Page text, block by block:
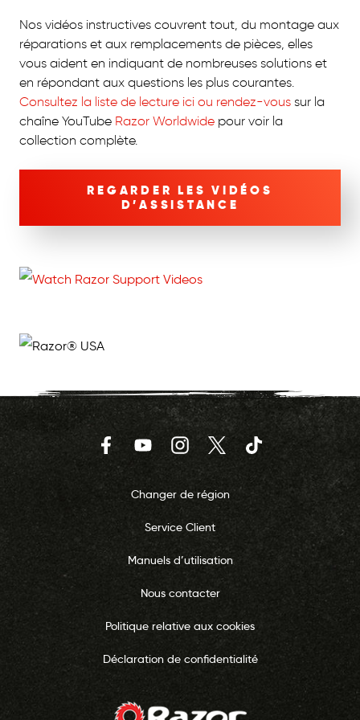
Nos vidéos instructives couvrent tout, du montage aux
réparations et aux remplacements de pièces, elles
vous aident en indiquant de nombreuses solutions et
en répondant aux questions les plus courantes.
Consultez la liste de lecture ici ou rendez-vous sur la
chaîne YouTube Razor Worldwide pour voir la
collection complète.
REGARDER LES VIDÉOS
D’ASSISTANCE
FacebookYouTubeInstagram
Twitter TikTok
Changer de région
Service Client
Manuels d’utilisation
Nous contacter
Politique relative aux cookies
Déclaration de confidentialité